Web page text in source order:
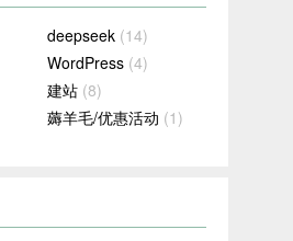
deepseek (14)
WordPress (4)
建站 (8)
薅羊毛/优惠活动 (1)